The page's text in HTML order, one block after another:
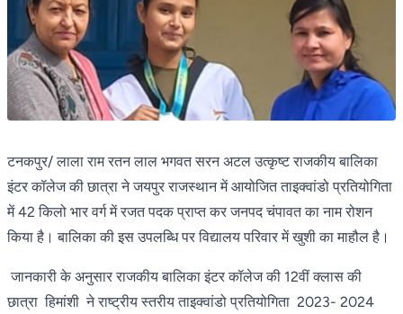
टनकपुर/ लाला राम रतन लाल भगवत सरन अटल उत्कृष्ट राजकीय बालिका
इंटर कॉलेज की छात्रा ने जयपुर राजस्थान में आयोजित ताइक्वांडो प्रतियोगिता
में 42 किलो भार वर्ग में रजत पदक प्राप्त कर जनपद चंपावत का नाम रोशन
किया है। बालिका की इस उपलब्धि पर विद्यालय परिवार में खुशी का माहौल है।
जानकारी के अनुसार राजकीय बालिका इंटर कॉलेज की 12वीं क्लास की
छात्रा हिमांशी ने राष्ट्रीय स्तरीय ताइक्वांडो प्रतियोगिता 2023- 2024